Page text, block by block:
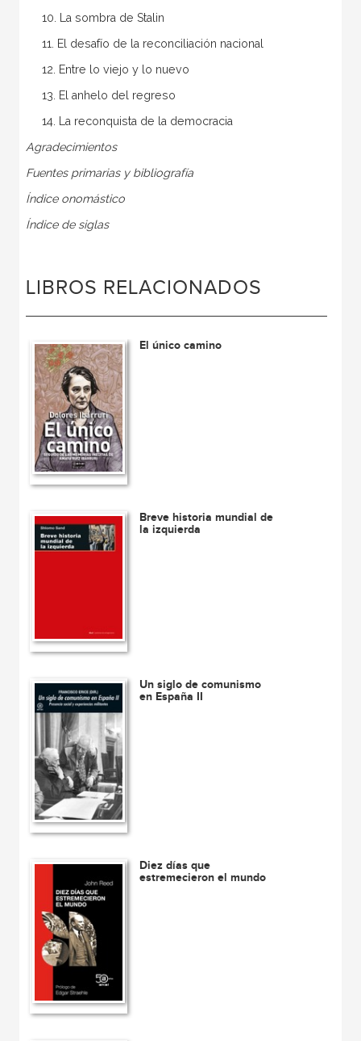
10. La sombra de Stalin
11. El desafío de la reconciliación nacional
12. Entre lo viejo y lo nuevo
13. El anhelo del regreso
14. La reconquista de la democracia
Agradecimientos
Fuentes primarias y bibliografía
Índice onomástico
Índice de siglas
LIBROS RELACIONADOS
El único camino
Breve historia mundial de
la izquierda
Un siglo de comunismo
en España II
Diez días que
estremecieron el mundo